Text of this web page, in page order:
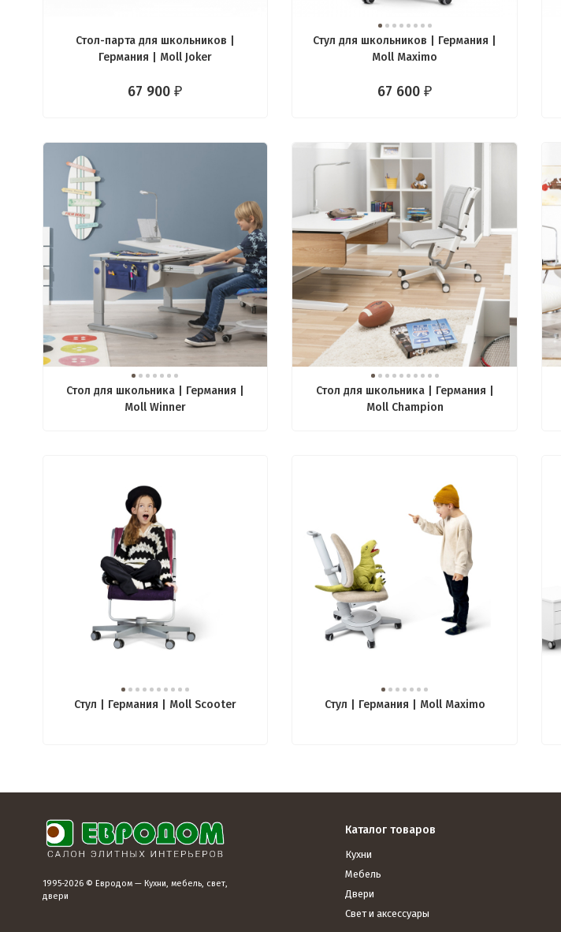
Стол-парта для школьников |
Германия | Moll Joker
67 900₽
Стул для школьников | Германия |
Moll Maximo
67 600₽
Стол для школьника | Германия |
Moll Winner
Стол для школьника | Германия |
Moll Champion
Стул | Германия | Moll Scooter Стул | Германия | Moll Maximo
1995-2026 © Евродом — Кухни, мебель, свет,
двери
Каталог товаров
Кухни
Мебель
Двери
Свет и аксессуары